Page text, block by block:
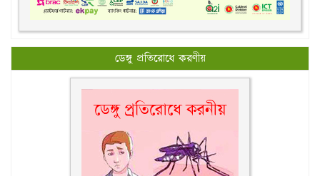
ডেঙ্গু প্রতিরোধে করণীয়